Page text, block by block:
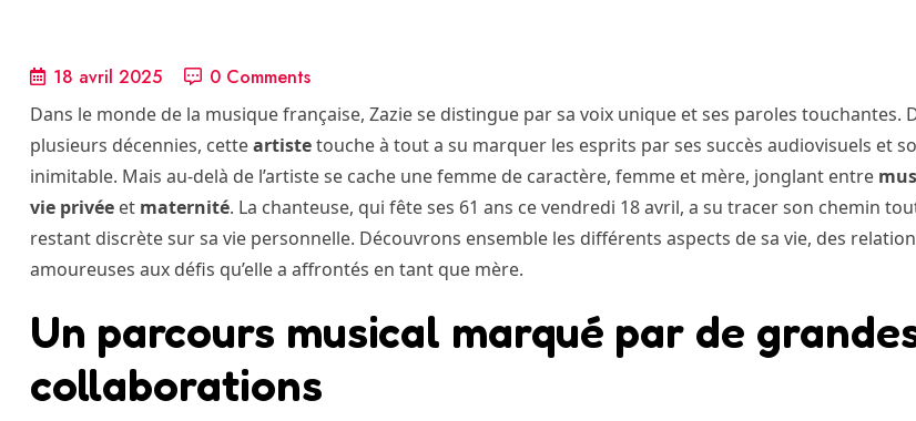
18 avril 2025 0 Comments
Dans le monde de la musique française, Zazie se distingue par sa voix unique et ses paroles touchantes.
plusieurs décennies, cetteartistetouche à tout a su marquer les esprits par ses succès audiovisuels et
inimitable. Mais au-delà de l’artiste se cache une femme de caractère, femme et mère, jonglant entre
vie privée et maternité. La chanteuse, qui fête ses 61 ans ce vendredi 18 avril, a su tracer son chemin
restant discrète sur sa vie personnelle. Découvrons ensemble les différents aspects de sa vie, des
amoureuses aux défis qu’elle a affrontés en tant que mère.
Un parcours musical marqué par de
collaborations